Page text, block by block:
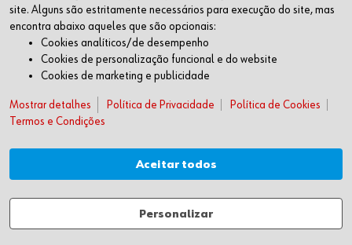
SIGA-NOS
Facebook
Instagram
LinkedIn
WÜRTH APP
Livro de Reclamações
site. Alguns são estritamente necessários para execução do site, mas
encontra abaixo aqueles que são opcionais:
Cookies analíticos/de desempenho
Cookies de personalização funcional e do website
Cookies de marketing e publicidade
Mostrar detalhes Política de Privacidade
Política de Cookies
Termos e Condições
Aceitar todos
Personalizar